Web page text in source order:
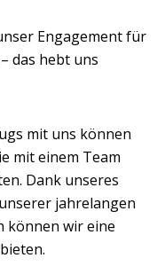
Engagement für
das hebt uns
mit uns können
mit einem Team
Dank unseres
jahrelangen
können wir eine